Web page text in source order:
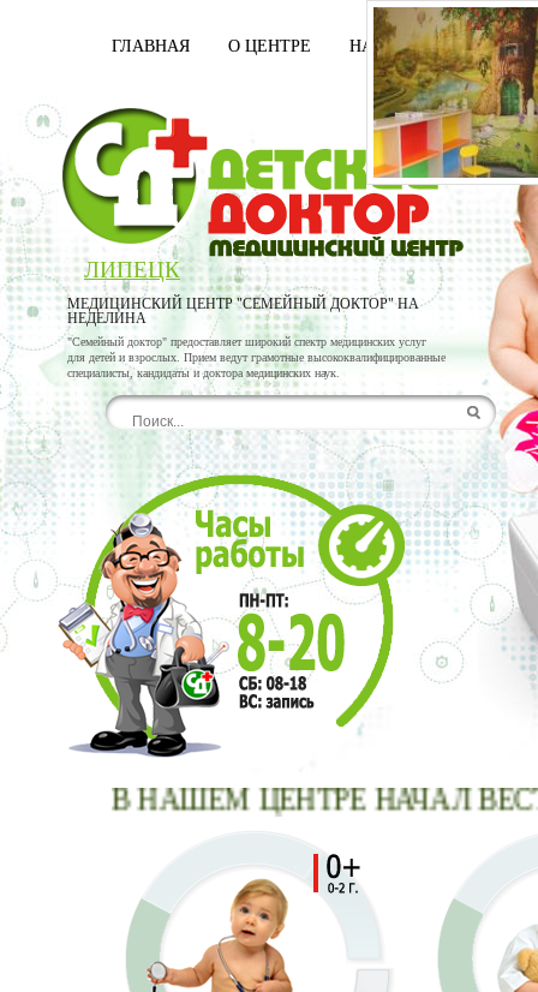
ГЛАВНАЯ О ЦЕНТРЕ НАШИ ВРАЧИ
ЛИПЕЦК
МЕДИЦИНСКИЙ ЦЕНТР "СЕМЕЙНЫЙ ДОКТОР" НА
НЕДЕЛИНА
"Семейный доктор" предоставляет широкий спектр медицинских услуг
для детей и взрослых. Прием ведут грамотные высококвалифицированные
специалисты, кандидаты и доктора медицинских наук.
В НАШЕМ ЦЕНТРЕ НАЧАЛ ВЕСТИ